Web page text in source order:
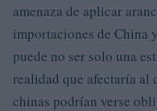
amenaza de aplicar
importaciones de China
puede no ser solo una
realidad que afectaría al
chinas podrían verse